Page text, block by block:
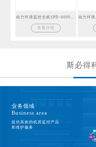
查看详情
斯必得
业务领域
Business area
提供高效的机房监控产品
和维护服务